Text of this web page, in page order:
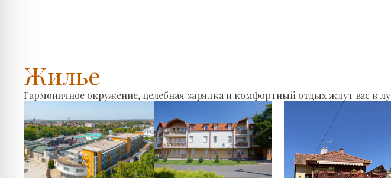
Жилье
Гармоничное окружение, целебная зарядка и комфортный отдых ждут вас в